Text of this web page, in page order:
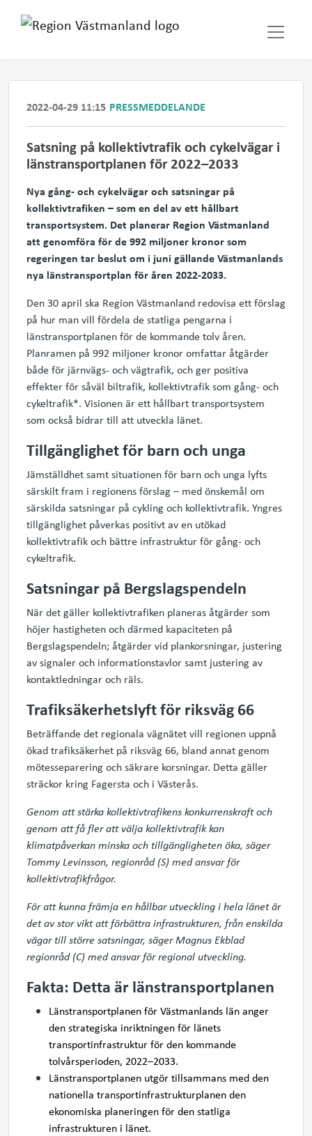
2022-04-29 11:15 PRESSMEDDELANDE
Satsning på kollektivtrafik och cykelvägar i
länstransportplanen för 2022–2033
Nya gång- och cykelvägar och satsningar på
kollektivtrafiken – som en del av ett hållbart
transportsystem. Det planerar Region Västmanland
att genomföra för de 992 miljoner kronor som
regeringen tar beslut om i juni gällande Västmanlands
nya länstransportplan för åren 2022-2033.
Den 30 april ska Region Västmanland redovisa ett förslag
på hur man vill fördela de statliga pengarna i
länstransportplanen för de kommande tolv åren.
Planramen på 992 miljoner kronor omfattar åtgärder
både för järnvägs- och vägtrafik, och ger positiva
effekter för såväl biltrafik, kollektivtrafik som gång- och
cykeltrafik*. Visionen är ett hållbart transportsystem
som också bidrar till att utveckla länet.
Tillgänglighet för barn och unga
Jämställdhet samt situationen för barn och unga lyfts
särskilt fram i regionens förslag – med önskemål om
särskilda satsningar på cykling och kollektivtrafik. Yngres
tillgänglighet påverkas positivt av en utökad
kollektivtrafik och bättre infrastruktur för gång- och
cykeltrafik.
Satsningar på Bergslagspendeln
När det gäller kollektivtrafiken planeras åtgärder som
höjer hastigheten och därmed kapaciteten på
Bergslagspendeln; åtgärder vid plankorsningar, justering
av signaler och informationstavlor samt justering av
kontaktledningar och räls.
Trafiksäkerhetslyft för riksväg 66
Beträffande det regionala vägnätet vill regionen uppnå
ökad trafiksäkerhet på riksväg 66, bland annat genom
mötesseparering och säkrare korsningar. Detta gäller
sträckor kring Fagersta och i Västerås.
Genom att stärka kollektivtrafikens konkurrenskraft och
genom att få fler att välja kollektivtrafik kan
klimatpåverkan minska och tillgängligheten öka, säger
Tommy Levinsson, regionråd (S) med ansvar för
kollektivtrafikfrågor.
För att kunna främja en hållbar utveckling i hela länet är
det av stor vikt att förbättra infrastrukturen, från enskilda
vägar till större satsningar, säger Magnus Ekblad
regionråd (C) med ansvar för regional utveckling.
Fakta: Detta är länstransportplanen
Länstransportplanen för Västmanlands län anger
den strategiska inriktningen för länets
transportinfrastruktur för den kommande
tolvårsperioden, 2022–2033.
Länstransportplanen utgör tillsammans med den
nationella transportinfrastrukturplanen den
ekonomiska planeringen för den statliga
infrastrukturen i länet.